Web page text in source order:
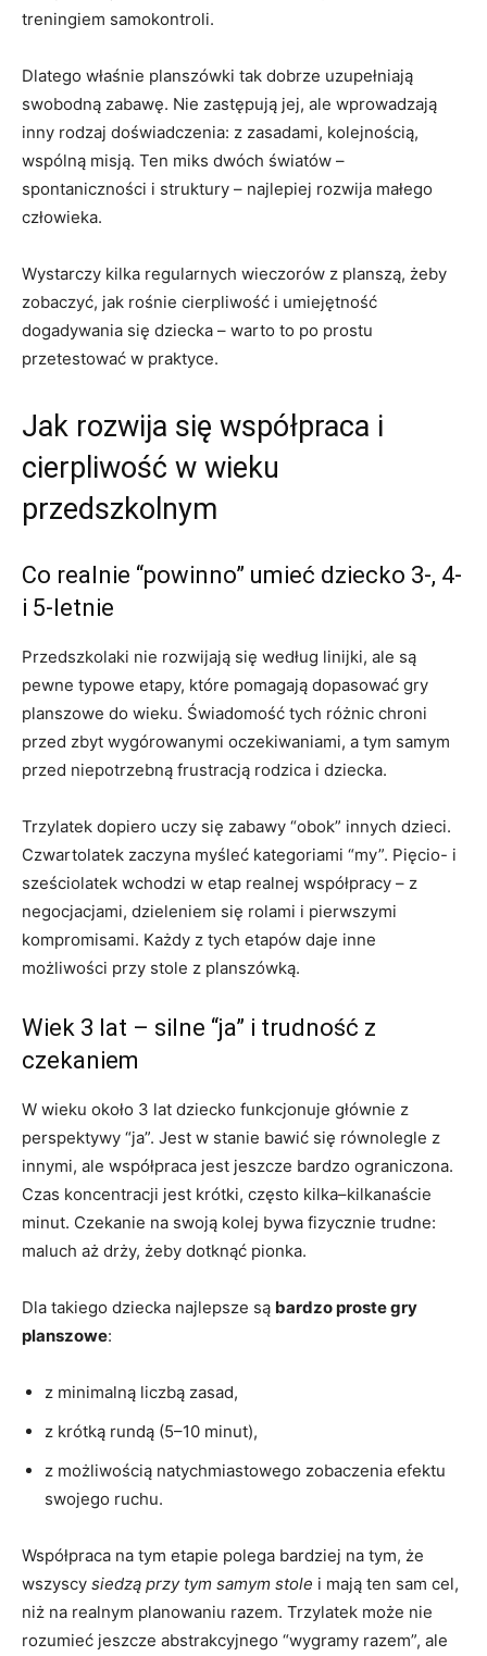
treningiem samokontroli.
Dlatego właśnie planszówki tak dobrze uzupełniają
swobodną zabawę. Nie zastępują jej, ale wprowadzają
inny rodzaj doświadczenia: z zasadami, kolejnością,
wspólną misją. Ten miks dwóch światów –
spontaniczności i struktury – najlepiej rozwija małego
człowieka.
Wystarczy kilka regularnych wieczorów z planszą, żeby
zobaczyć, jak rośnie cierpliwość i umiejętność
dogadywania się dziecka – warto to po prostu
przetestować w praktyce.
Jak rozwija się współpraca i
cierpliwość w wieku
przedszkolnym
Co realnie “powinno” umieć dziecko 3-, 4-
i 5-letnie
Przedszkolaki nie rozwijają się według linijki, ale są
pewne typowe etapy, które pomagają dopasować gry
planszowe do wieku. Świadomość tych różnic chroni
przed zbyt wygórowanymi oczekiwaniami, a tym samym
przed niepotrzebną frustracją rodzica i dziecka.
Trzylatek dopiero uczy się zabawy “obok” innych dzieci.
Czwartolatek zaczyna myśleć kategoriami “my”. Pięcio- i
sześciolatek wchodzi w etap realnej współpracy – z
negocjacjami, dzieleniem się rolami i pierwszymi
kompromisami. Każdy z tych etapów daje inne
możliwości przy stole z planszówką.
Wiek 3 lat – silne “ja” i trudność z
czekaniem
W wieku około 3 lat dziecko funkcjonuje głównie z
perspektywy “ja”. Jest w stanie bawić się równolegle z
innymi, ale współpraca jest jeszcze bardzo ograniczona.
Czas koncentracji jest krótki, często kilka–kilkanaście
minut. Czekanie na swoją kolej bywa fizycznie trudne:
maluch aż drży, żeby dotknąć pionka.
Dla takiego dziecka najlepsze są bardzo proste gry
planszowe:
z minimalną liczbą zasad,
z krótką rundą (5–10 minut),
z możliwością natychmiastowego zobaczenia efektu
swojego ruchu.
Współpraca na tym etapie polega bardziej na tym, że
wszyscy siedzą przy tym samym stole i mają ten sam cel,
niż na realnym planowaniu razem. Trzylatek może nie
rozumieć jeszcze abstrakcyjnego “wygramy razem”, ale